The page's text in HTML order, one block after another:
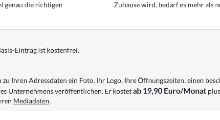
genau die richtigen
Zuhause wird, bedarf es mehr als
Eintrag ist kostenfrei.
Ihren Adressdaten ein Foto, Ihr Logo, Ihre Öffnungszeiten, einen
Unternehmens veröffentlichen. Er kostetab 19,90 Euro/Monat
Mediadaten.